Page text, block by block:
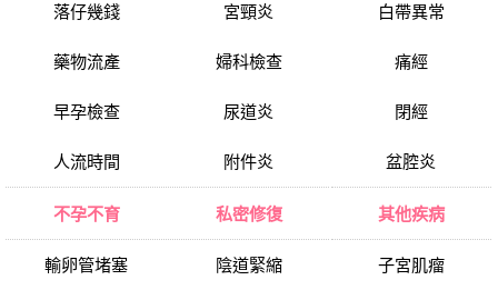
落仔幾錢
藥物流產
早孕檢查
人流時間
宮頸炎
婦科檢查
尿道炎
附件炎
白帶異常
痛經
閉經
盆腔炎
不孕不育
輸卵管堵塞
私密修復
陰道緊縮
其他疾病
子宮肌瘤